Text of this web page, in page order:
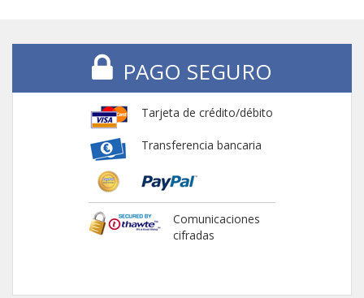
PAGO SEGURO
Tarjeta de crédito/débito
Transferencia bancaria
Comunicaciones
cifradas